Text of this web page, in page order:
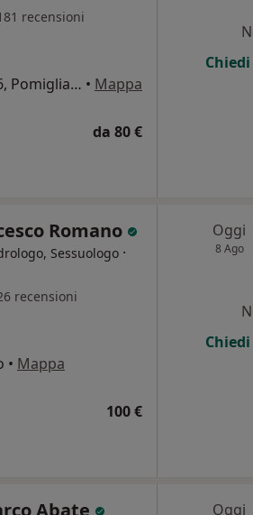
recensioni
Via Nazionale delle Puglie 66, Pomigliano d'Arco • Mappa
da 80 €
Romano
Sessuologo ·
recensioni
• Mappa
100 €
Oggi
8 Ago
Abate Oggi